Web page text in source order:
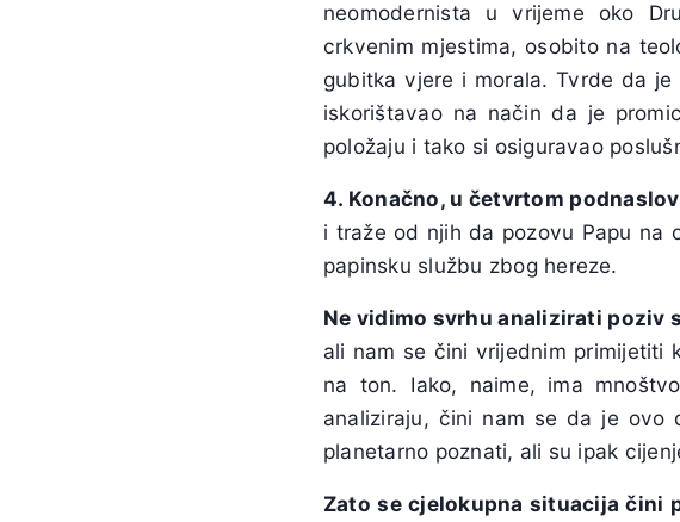
neomodernista u vrijeme oko
crkvenim mjestima, osobito na
gubitka vjere i morala. Tvrde da je
iskorištavao na način da je
položaju i tako si osiguravao
4. Konačno, u četvrtom
i traže od njih da pozovu Papu na
papinsku službu zbog hereze.
Ne vidimo svrhu analizirati poziv
ali nam se čini vrijednim primijetiti
na ton. Iako, naime, ima
analiziraju, čini nam se da je ovo
planetarno poznati, ali su ipak
Zato se cjelokupna situacija čini